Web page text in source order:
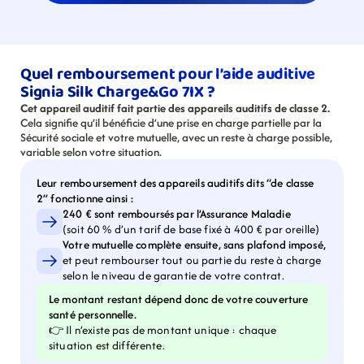
Quel remboursement pour l’aide auditive
Signia Silk Charge&Go 7IX ?
Cet appareil auditif fait partie des appareils auditifs de classe 2.
Cela signifie qu’il bénéficie d’une prise en charge partielle par la
Sécurité sociale et votre mutuelle, avec un reste à charge possible,
variable selon votre situation.
Leur remboursement des appareils auditifs dits “de classe
2” fonctionne ainsi :
240 € sont remboursés par l’Assurance Maladie
(soit 60 % d’un tarif de base fixé à 400 € par oreille)
Votre mutuelle complète ensuite, sans plafond imposé,
et peut rembourser tout ou partie du reste à charge
selon le niveau de garantie de votre contrat.
Le montant restant dépend donc de votre couverture
santé personnelle.
👉 Il n’existe pas de montant unique : chaque
situation est différente.